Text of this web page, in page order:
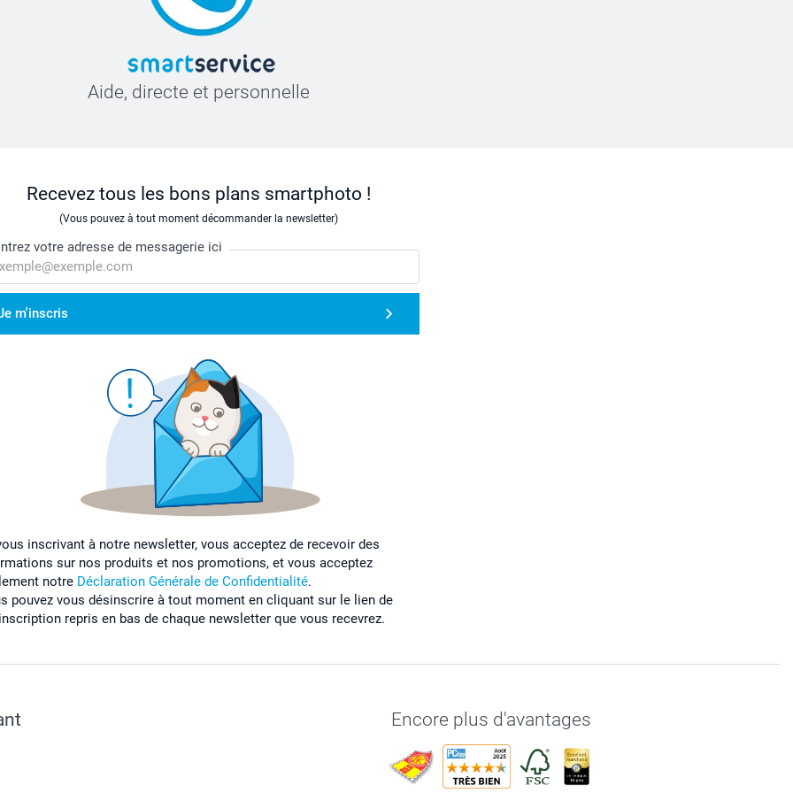
Aide, directe et personnelle
Recevez tous les bons plans smartphoto !
(Vous pouvez à tout moment décommander la newsletter)
votre adresse de messagerie ici
m'inscris
inscrivant à notre newsletter, vous acceptez de recevoir des
sur nos produits et nos promotions, et vous acceptez
notre Déclaration Générale de Confidentialité.
pouvez vous désinscrire à tout moment en cliquant sur le lien de
repris en bas de chaque newsletter que vous recevrez.
Encore plus d'avantages